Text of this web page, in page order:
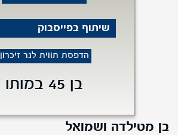
שיתוף בפייסבוק
הדפסת תווית לנר זיכרון
בן 45 במותו
בן מטילדה ושמואל